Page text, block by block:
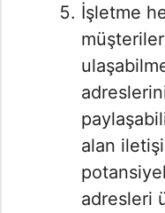
İşletme
alan
adresleri